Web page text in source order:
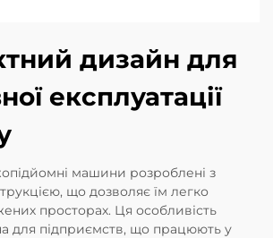
дизайн для
експлуатації
машини розроблені з
що дозволяє їм легко
просторах. Ця особливість
для підприємств, що працюють у